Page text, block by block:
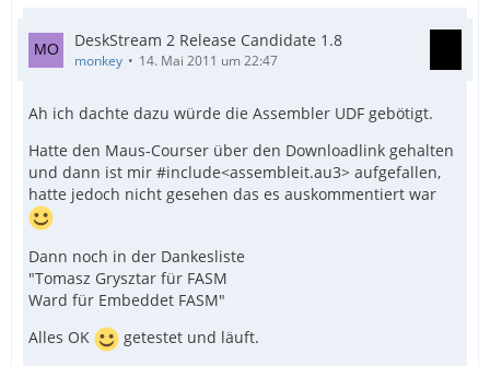
DeskStream 2 Release Candidate 1.8
monkey 14. Mai 2011 um 22:47
Ah ich dachte dazu würde die Assembler UDF gebötigt.
Hatte den Maus-Courser über den Downloadlink gehalten
und dann ist mir #include<assembleit.au3> aufgefallen,
hatte jedoch nicht gesehen das es auskommentiert war
Dann noch in der Dankesliste
"Tomasz Grysztar für FASM
Ward für Embeddet FASM"
Alles OK
getestet und läuft.